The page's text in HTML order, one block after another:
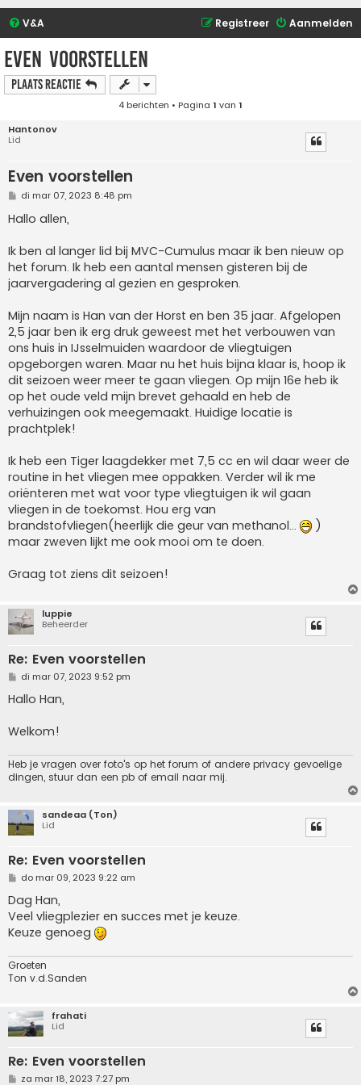
V&A Aanmelden
Registreer
Even voorstellen
Plaats reactie
4 berichten • Pagina 1 van 1
Hantonov
Lid
Even voorstellen
B
r
i
h
t
di mar 07, 2023 8:48 pm
Hallo allen,
Ik ben al langer lid bij MVC-Cumulus maar ik ben nieuw op
het forum. Ik heb een aantal mensen gisteren bij de
jaarvergadering al gezien en gesproken.
Mijn naam is Han van der Horst en ben 35 jaar. Afgelopen
2,5 jaar ben ik erg druk geweest met het verbouwen van
ons huis in IJsselmuiden waardoor de vliegtuigen
opgeborgen waren. Maar nu het huis bijna klaar is, hoop ik
dit seizoen weer meer te gaan vliegen. Op mijn 16e heb ik
op het oude veld mijn brevet gehaald en heb de
verhuizingen ook meegemaakt. Huidige locatie is
prachtplek!
Ik heb een Tiger laagdekker met 7,5 cc en wil daar weer de
routine in het vliegen mee oppakken. Verder wil ik me
oriënteren met wat voor type vliegtuigen ik wil gaan
vliegen in de toekomst. Hou erg van
brandstofvliegen(heerlijk die geur van methanol...
)
maar zweven lijkt me ook mooi om te doen.
Graag tot ziens dit seizoen!
luppie
Beheerder
Re: Even voorstellen
B
r
i
h
t
di mar 07, 2023 9:52 pm
Hallo Han,
Welkom!
Heb je vragen over foto's op het forum of andere privacy gevoelige
dingen, stuur dan een pb of email naar mij.
sandeaa (Ton)
Lid
Re: Even voorstellen
B
r
i
c
h
t
do mar 09, 2023 9:22 am
Dag Han,
Veel vliegplezier en succes met je keuze.
Keuze genoeg
Groeten
Ton v.d.Sanden
frahati
Lid
Re: Even voorstellen
Bza mar 18, 2023 7:27 pm